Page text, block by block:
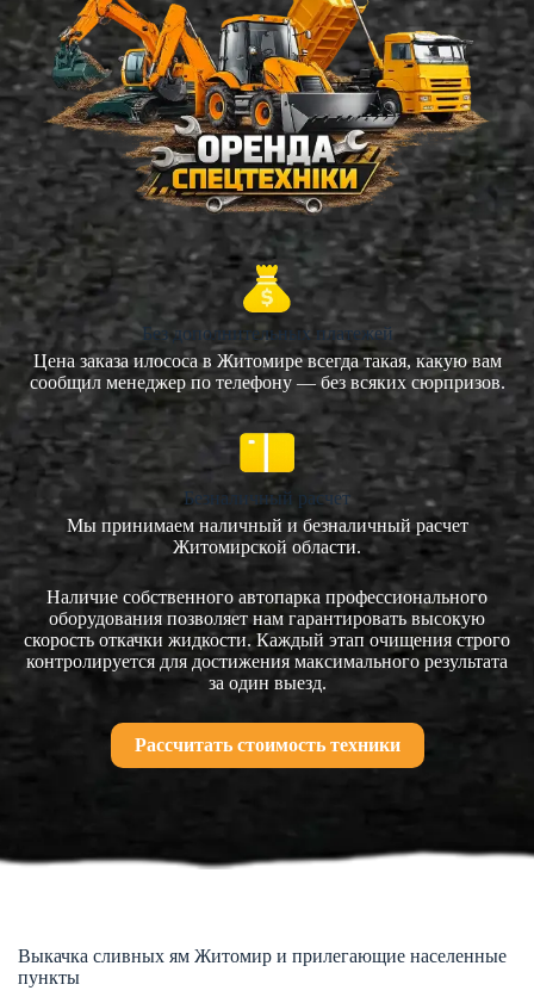
Без дополнительных платежей
Цена заказа илососа в Житомире всегда такая, какую вам
сообщил менеджер по телефону — без всяких сюрпризов.
Безналичный расчет
Мы принимаем наличный и безналичный расчет
Житомирской области.
Наличие собственного автопарка профессионального
оборудования позволяет нам гарантировать высокую
скорость откачки жидкости. Каждый этап очищения строго
контролируется для достижения максимального результата
за один выезд.
Рассчитать стоимость техники
Выкачка сливных ям Житомир и прилегающие населенные
пункты